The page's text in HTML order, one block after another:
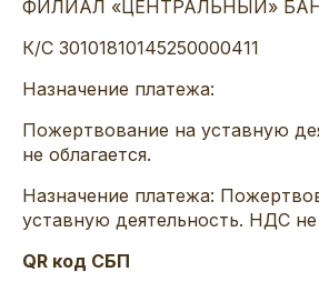
ФИЛИАЛ «ЦЕНТРАЛЬНЫЙ»
К/С 30101810145250000411
Назначение платежа:
Пожертвование на уставную
не облагается.
Назначение платежа:
уставную деятельность. НДС не
QR код СБП